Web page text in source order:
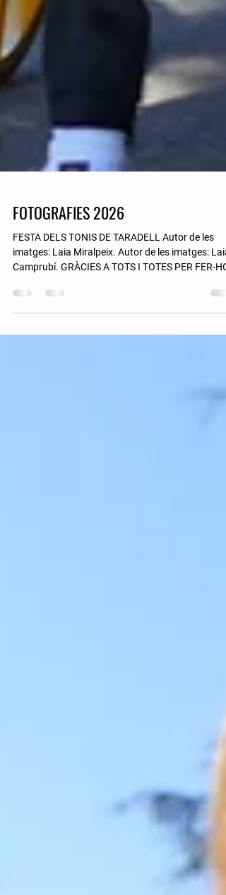
FOTOGRAFIES 2026
FESTA DELS TONIS DE TARADELL Autor de les
Camprubí. GRÀCIES A TOTS I TOTES PER FER-HO
POSSIBLE.